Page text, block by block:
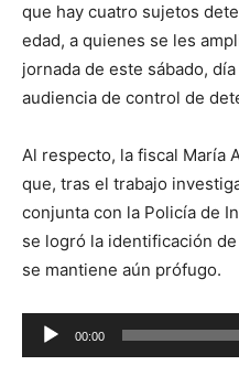
que hay cuatro sujetos
edad, a quienes se les
jornada de este sábado,
audiencia de control de
Al respecto, la fiscal María
que, tras el trabajo
conjunta con la Policía de
se logró la identificación
se mantiene aún prófugo.
Reproductor
de
00:00